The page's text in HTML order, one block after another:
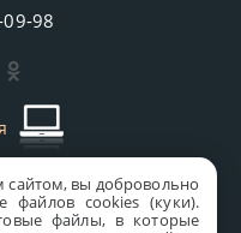
сайтом, вы добровольно
файлов cookies (куки).
файлы, в которые
98
MICS